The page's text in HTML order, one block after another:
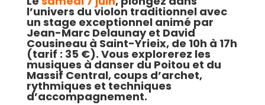
l’univers du violon traditionnel avec
un stage exceptionnel animé par
Jean-Marc Delaunay et David
Cousineau à Saint-Yrieix, de 10h à 17h
(tarif : 35 €). Vous explorerez les
musiques à danser du Poitou et du
Massif Central, coups d’archet,
rythmiques et techniques
d’accompagnement.